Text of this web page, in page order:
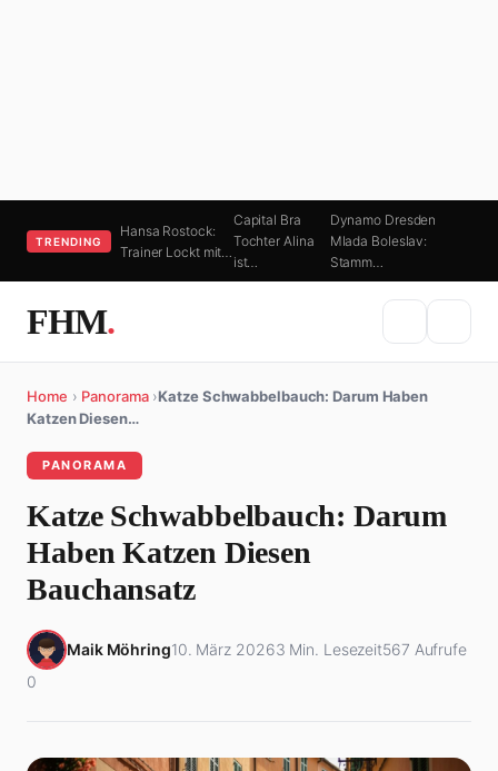
TRENDING
Hansa Rostock:
Trainer Lockt mit…
Capital Bra
Tochter Alina
ist…
Dynamo Dresden
Mlada Boleslav:
Stamm…
FHM.
Home › Panorama ›Katze Schwabbelbauch: Darum Haben
Katzen Diesen…
PANORAMA
Katze Schwabbelbauch: Darum
Haben Katzen Diesen
Bauchansatz
Maik Möhring10. März 20263 Min. Lesezeit567 Aufrufe
0